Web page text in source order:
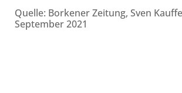
Quelle: Borkener Zeitung, Sven
September 2021